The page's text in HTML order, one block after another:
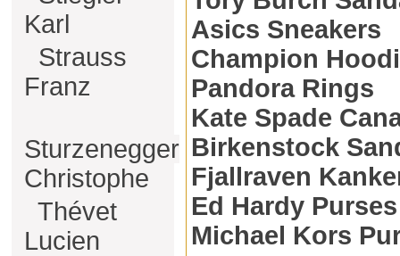
Karl
Strauss
Franz
Sturzenegger
Christophe
Thévet
Lucien
Asics Sneakers
Champion
Pandora Rings
Kate Spade
Birkenstock
Fjallraven
Ed Hardy Purses
Michael Kors